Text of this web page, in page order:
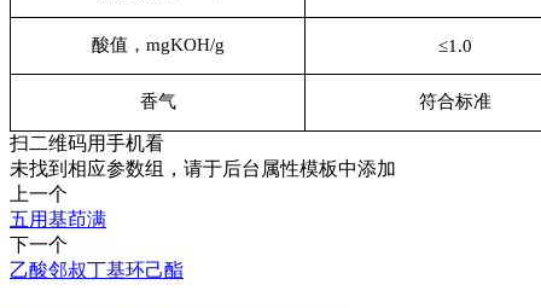
酸值，mgKOH/g ≤1.0
香气 符合标准
扫二维码用手机看
未找到相应参数组，请于后台属性模板中添加
上一个
五用基茚满
下一个
乙酸邻叔丁基环己酯